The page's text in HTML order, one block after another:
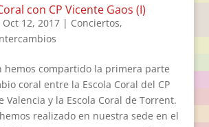
con CP Vicente Gaos (I)
Oct 12, 2017| Conciertos,
hemos compartido la primera parte
coral entre la Escola Coral del CP
Valencia y la Escola Coral de Torrent.
realizado en nuestra sede en el